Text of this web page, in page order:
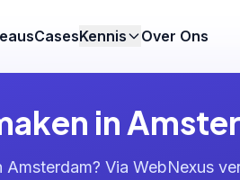
CasesKennis Over Ons
in
Via WebNexus